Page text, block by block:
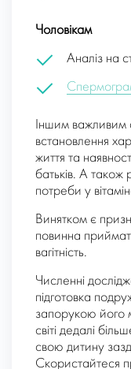
Чоловікам
Аналіз на
Іншим важливим
встановлення
життя та
батьків. А також
потреби у
Винятком є
повинна
вагітність.
Численні
підготовка
запорукою його
світі дедалі
свою дитину
Скористайтеся